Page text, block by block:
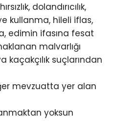
dolandırıcılık,
kullanma, hileli iflas,
edimin ifasına fesat
malvarlığı
suçlarından
mevzuatta yer alan
yoksun